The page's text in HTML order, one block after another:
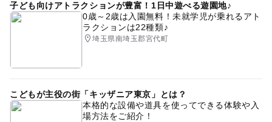
子ども向けアトラクションが豊富！1日中遊べる遊園地♪
0歳～2歳は入園無料！未就学児が乗れるアト
ラクションは22種類♪
埼玉県南埼玉郡宮代町
こどもが主役の街「キッザニア東京」とは？
本格的な設備や道具を使ってできる体験や入
場方法をご紹介！